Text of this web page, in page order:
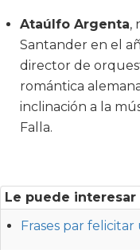
Ataúlfo Argenta,
Santander en el
director de
romántica
inclinación a la
Falla.
Le puede interesar
Frases par